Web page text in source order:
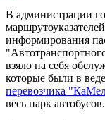
В администрации
информирования
взяло на себя
которые были в
перевозчика
весь парк автобусов.